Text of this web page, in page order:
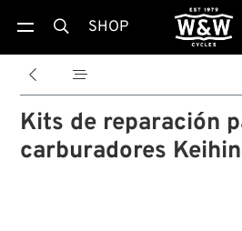
 SHOP
 
Kits de reparación
carburadores